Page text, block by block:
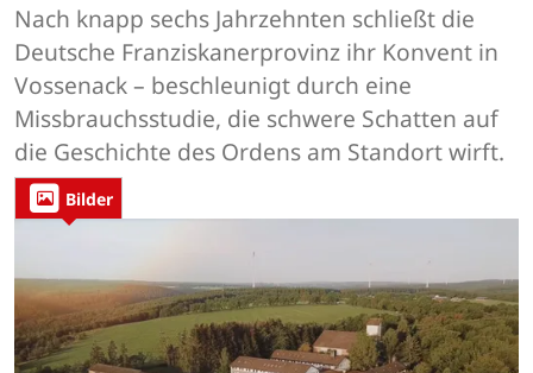
Nach knapp sechs Jahrzehnten schließt die
Deutsche Franziskanerprovinz ihr Konvent in
Vossenack – beschleunigt durch eine
Missbrauchsstudie, die schwere Schatten auf
die Geschichte des Ordens am Standort wirft.
Bilder